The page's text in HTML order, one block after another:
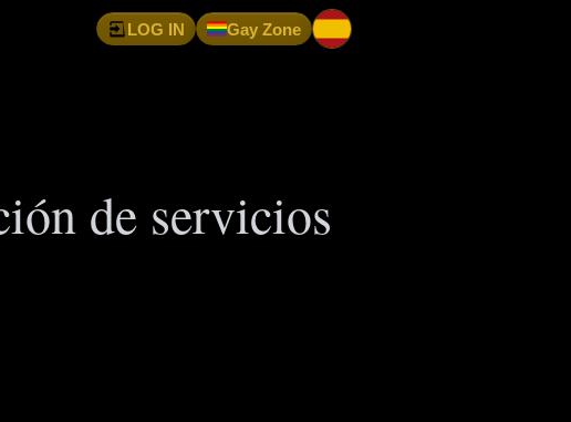
LOG IN Gay Zone
de servicios